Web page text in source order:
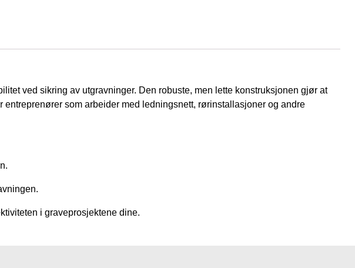
ved sikring av utgravninger. Den robuste, men lette konstruksjonen gjør at
som arbeider med ledningsnett, rørinstallasjoner og andre
i graveprosjektene dine.